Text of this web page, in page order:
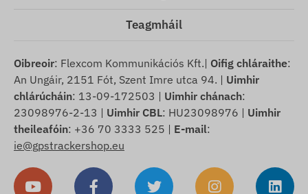
Teagmháil
Oibreoir: Flexcom Kommunikációs Kft.| Oifig chláraithe:
An Ungáir, 2151 Fót, Szent Imre utca 94. | Uimhir
chlárúcháin: 13-09-172503 | Uimhir chánach:
23098976-2-13 | Uimhir CBL: HU23098976 | Uimhir
theileafóin: +36 70 3333 525 | E-mail:
ie@gpstrackershop.eu